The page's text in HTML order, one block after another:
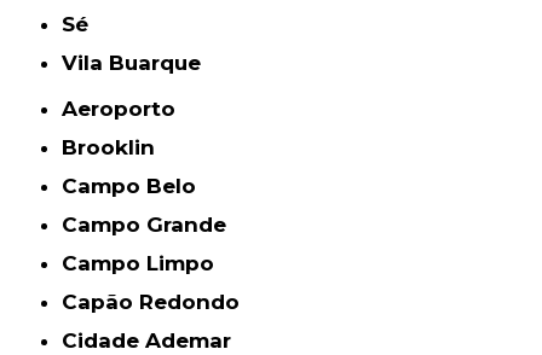
Sé
Vila Buarque
Aeroporto
Brooklin
Campo Belo
Campo Grande
Campo Limpo
Capão Redondo
Cidade Ademar